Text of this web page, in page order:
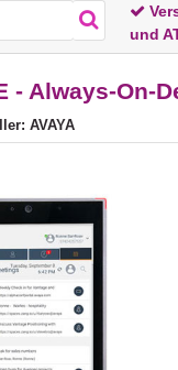
und
- Always-
AVAYA